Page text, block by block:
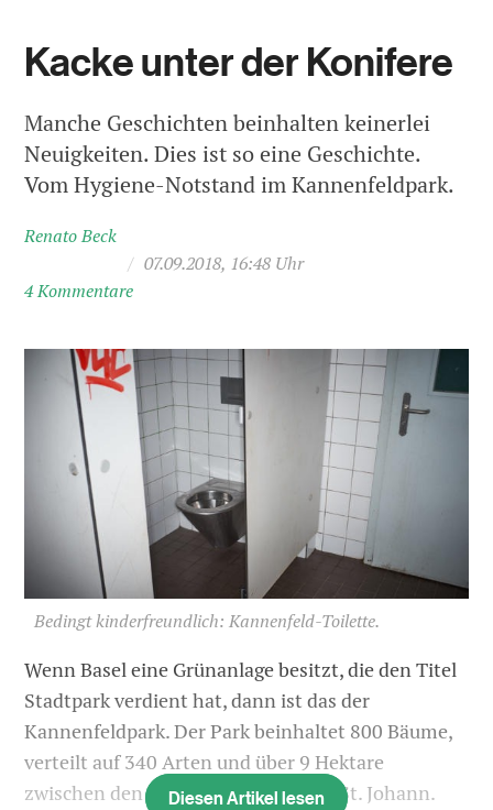
Kacke unter der Konifere
Manche Geschichten beinhalten keinerlei
Neuigkeiten. Dies ist so eine Geschichte.
Vom Hygiene-Notstand im Kannenfeldpark.
Renato Beck
/ 07.09.2018, 16:48 Uhr
4 Kommentare
Bedingt kinderfreundlich: Kannenfeld-Toilette.
Wenn Basel eine Grünanlage besitzt, die den Titel
Stadtpark verdient hat, dann ist das der
Kannenfeldpark. Der Park beinhaltet 800 Bäume,
verteilt auf 340 Arten und über 9 Hektare
zwischen den Quartieren Iselin und St. Johann.
Diesen Artikel lesen